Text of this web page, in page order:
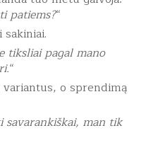
patiems?“
tiksliai pagal mano
“
o sprendimą
man tik